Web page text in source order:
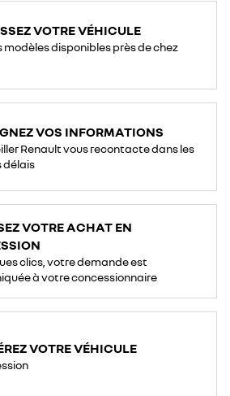
VOTRE VÉHICULE
modèles disponibles près de chez
VOS INFORMATIONS
Renault vous recontacte dans les
délais
VOTRE ACHAT EN
clics, votre demande est
à votre concessionnaire
VOTRE VÉHICULE